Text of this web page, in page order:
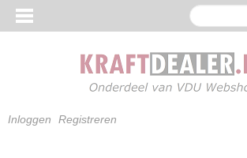
Inloggen Registreren